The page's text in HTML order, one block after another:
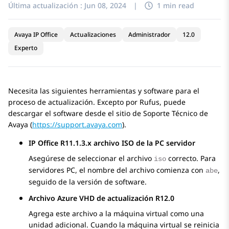
Última actualización : Jun 08, 2024 | 1 min read
Avaya IP Office Actualizaciones Administrador
12.0
Experto
Necesita las siguientes herramientas y software para el
proceso de actualización. Excepto por Rufus, puede
descargar el software desde el sitio de Soporte Técnico de
Avaya (https://support.avaya.com).
IP Office R11.1.3.x archivo ISO de la PC servidor
Asegúrese de seleccionar el archivo iso correcto. Para
servidores PC, el nombre del archivo comienza con abe,
seguido de la versión de software.
Archivo Azure VHD de actualización R12.0
Agrega este archivo a la máquina virtual como una
unidad adicional. Cuando la máquina virtual se reinicia